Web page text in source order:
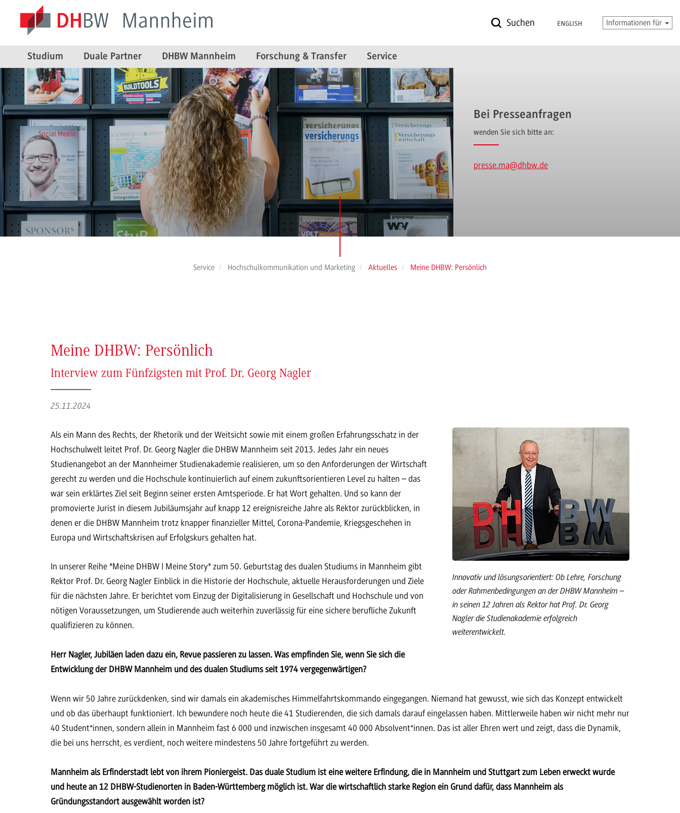
Suchen ENGLISH Informationen für
Studium Duale Partner DHBW Mannheim Forschung & Transfer Service
Bei Presseanfragen
wenden Sie sich bitte an:
presse.ma@dhbw.de
Service Hochschulkommunikation und Marketing Aktuelles Meine DHBW: Persönlich
Meine DHBW: Persönlich
Interview zum Fünfzigsten mit Prof. Dr. Georg Nagler
25.11.2024
Innovativ und lösungsorientiert: Ob Lehre, Forschung
oder Rahmenbedingungen an der DHBW Mannheim –
in seinen 12 Jahren als Rektor hat Prof. Dr. Georg
Nagler die Studienakademie erfolgreich
weiterentwickelt.
Als ein Mann des Rechts, der Rhetorik und der Weitsicht sowie mit einem großen Erfahrungsschatz in der
Hochschulwelt leitet Prof. Dr. Georg Nagler die DHBW Mannheim seit 2013. Jedes Jahr ein neues
Studienangebot an der Mannheimer Studienakademie realisieren, um so den Anforderungen der Wirtschaft
gerecht zu werden und die Hochschule kontinuierlich auf einem zukunftsorientieren Level zu halten – das
war sein erklärtes Ziel seit Beginn seiner ersten Amtsperiode. Er hat Wort gehalten. Und so kann der
promovierte Jurist in diesem Jubiläumsjahr auf knapp 12 ereignisreiche Jahre als Rektor zurückblicken, in
denen er die DHBW Mannheim trotz knapper finanzieller Mittel, Corona-Pandemie, Kriegsgeschehen in
Europa und Wirtschaftskrisen auf Erfolgskurs gehalten hat.
In unserer Reihe "Meine DHBW | Meine Story" zum 50. Geburtstag des dualen Studiums in Mannheim gibt
Rektor Prof. Dr. Georg Nagler Einblick in die Historie der Hochschule, aktuelle Herausforderungen und Ziele
für die nächsten Jahre. Er berichtet vom Einzug der Digitalisierung in Gesellschaft und Hochschule und von
nötigen Voraussetzungen, um Studierende auch weiterhin zuverlässig für eine sichere berufliche Zukunft
qualifizieren zu können.
Herr Nagler, Jubiläen laden dazu ein, Revue passieren zu lassen. Was empfinden Sie, wenn Sie sich die
Entwicklung der DHBW Mannheim und des dualen Studiums seit 1974 vergegenwärtigen?
Wenn wir 50 Jahre zurückdenken, sind wir damals ein akademisches Himmelfahrtskommando eingegangen. Niemand hat gewusst, wie sich das Konzept entwickelt
und ob das überhaupt funktioniert. Ich bewundere noch heute die 41 Studierenden, die sich damals darauf eingelassen haben. Mittlerweile haben wir nicht mehr nur
40 Student*innen, sondern allein in Mannheim fast 6 000 und inzwischen insgesamt 40 000 Absolvent*innen. Das ist aller Ehren wert und zeigt, dass die Dynamik,
die bei uns herrscht, es verdient, noch weitere mindestens 50 Jahre fortgeführt zu werden.
Mannheim als Erfinderstadt lebt von ihrem Pioniergeist. Das duale Studium ist eine weitere Erfindung, die in Mannheim und Stuttgart zum Leben erweckt wurde
und heute an 12 DHBW-Studienorten in Baden-Württemberg möglich ist. War die wirtschaftlich starke Region ein Grund dafür, dass Mannheim als
Gründungsstandort ausgewählt worden ist?